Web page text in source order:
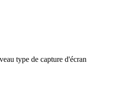
type de capture d'écran